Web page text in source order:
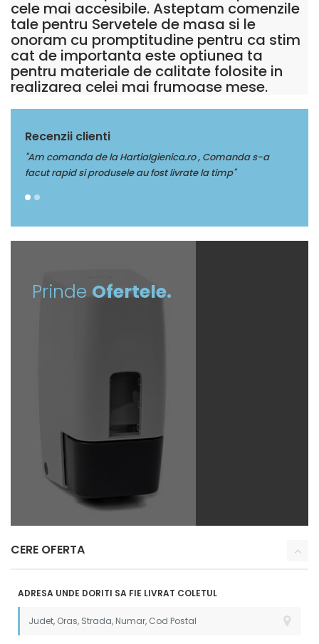
cele mai accesibile. Asteptam comenzile
tale pentru Servetele de masa si le
onoram cu promptitudine pentru ca stim
cat de importanta este optiunea ta
pentru materiale de calitate folosite in
realizarea celei mai frumoase mese.
Recenzii clienti
"Multumim Echipei Soft sense pentru profesionalism"
Prinde Ofertele.
CERE OFERTA
ADRESA UNDE DORITI SA FIE LIVRAT COLETUL